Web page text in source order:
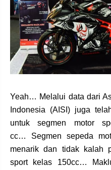
Yeah… Melalui data dari
Indonesia (AISI) juga
untuk segmen motor
cc… Segmen sepeda
menarik dan tidak kalah
sport kelas 150cc…